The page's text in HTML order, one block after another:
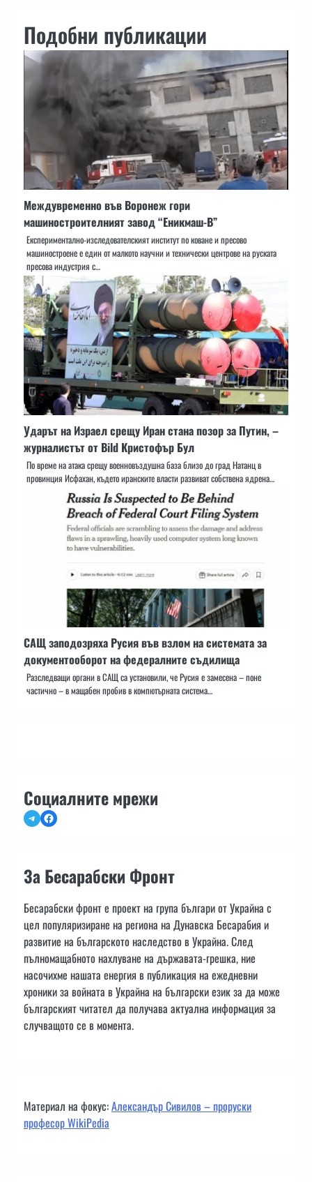
Подобни публикации
Междувременно във Воронеж гори
машиностроителният завод “Еникмаш-В”
Експериментално-изследователският институт по коване и пресово
машиностроене е един от малкото научни и технически центрове на руската
пресова индустрия с…
Ударът на Израел срещу Иран стана позор за Путин, –
журналистът от Bild Кристофър Бул
По време на атака срещу военновъздушна база близо до град Натанц в
провинция Исфахан, където иранските власти развиват собствена ядрена…
САЩ заподозряха Русия във взлом на системата за
документооборот на федералните съдилища
Разследващи органи в САЩ са установили, че Русия е замесена – поне
частично – в мащабен пробив в компютърната система…
Социалните мрежи
TelegramFacebook
За Бесарабски Фронт
Бесарабски фронт е проект на група българи от Украйна с
цел популяризиране на региона на Дунавска Бесарабия и
развитие на българското наследство в Украйна. След
пълномащабното нахлуване на държавата-грешка, ние
насочихме нашата енергия в публикация на ежедневни
хроники за войната в Украйна на български език за да може
българският читател да получава актуална информация за
случващото се в момента.
Материал на фокус:Александър Сивилов – проруски
професор WikiPedia